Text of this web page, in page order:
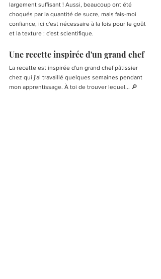
largement suffisant ! Aussi, beaucoup ont été
choqués par la quantité de sucre, mais fais-moi
confiance, ici c'est nécessaire à la fois pour le goût
et la texture : c'est scientifique.
Une recette inspirée d'un grand chef
La recette est inspirée d'un grand chef pâtissier
chez qui j'ai travaillé quelques semaines pendant
mon apprentissage. À toi de trouver lequel... 🔎